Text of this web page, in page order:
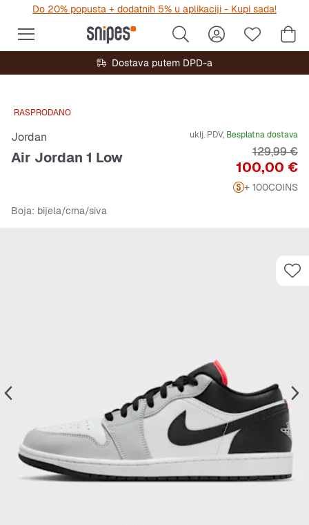
Do 20% popusta + dodatnih 5% u aplikaciji - Kupi sada!
Dostava putem DPD-a
RASPRODANO
Jordan
Air Jordan 1 Low
uklj. PDV, Besplatna dostava
Cijena
100,00 €
Originalna
129,99 €
+ 100COINS
Boja: bijela/crna/siva